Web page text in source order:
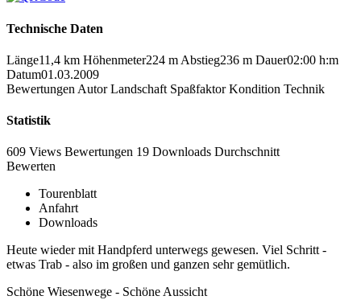
Technische Daten
Länge11,4 km Höhenmeter224 m Abstieg236 m Dauer02:00 h:m
Datum01.03.2009
Bewertungen Autor Landschaft Spaßfaktor Kondition Technik
Statistik
609 Views Bewertungen 19 Downloads Durchschnitt
Bewerten
Tourenblatt
Anfahrt
Downloads
Heute wieder mit Handpferd unterwegs gewesen. Viel Schritt -
etwas Trab - also im großen und ganzen sehr gemütlich.
Schöne Wiesenwege - Schöne Aussicht